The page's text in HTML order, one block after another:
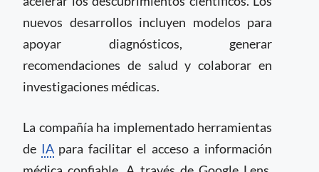
nuevos desarrollos incluyen modelos para
apoyar diagnósticos, generar
recomendaciones de salud y colaborar en
investigaciones médicas.
La compañía ha implementado herramientas
de IApara facilitar el acceso a información